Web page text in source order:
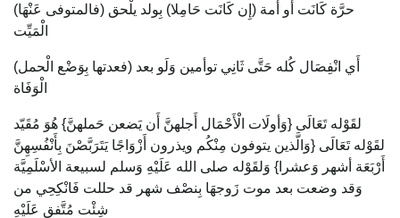
(فالمتوفى عَنْهَا) حرَّة كَانَت أَو أمة (إِن كَانَت حَامِلا) بِولد يلْحق
الْمَيِّت
(فعدتها بِوَضْع الْحمل) أَي انْفِصَال كُله حَتَّى ثَانِي توأمين وَلَو بعد
الْوَفَاة
لقَوْله تَعَالَى {وَأولَات الْأَحْمَال أَجلهنَّ أَن يَضعن حَملهنَّ} هُوَ مُقَيّد
لقَوْله تَعَالَى {وَالَّذين يتوفون مِنْكُم ويذرون أَزْوَاجًا يَتَرَبَّصْنَ بِأَنْفُسِهِنَّ
أَرْبَعَة أشهر وَعشرا} وَلقَوْله صلى الله عَلَيْهِ وَسلم لسبيعة الأسْلَمِيَّة
وَقد وضعت بعد موت زَوجهَا بِنصْف شهر قد حللت فَانْكِحِي من
شِئْت مُتَّفق عَلَيْهِ